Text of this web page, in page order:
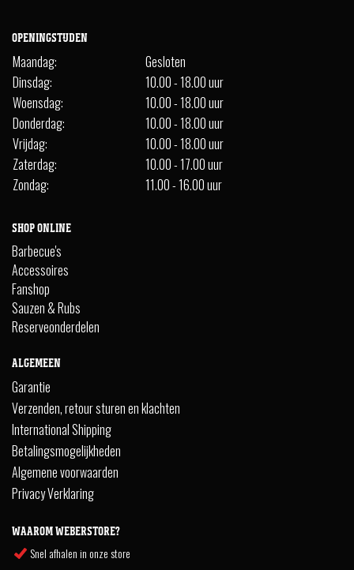
OPENINGSTIJDEN
Maandag:
Gesloten
Dinsdag:
10.00 - 18.00 uur
Woensdag:
10.00 - 18.00 uur
Donderdag:
10.00 - 18.00 uur
Vrijdag:
10.00 - 18.00 uur
Zaterdag:
10.00 - 17.00 uur
Zondag:
11.00 - 16.00 uur
SHOP ONLINE
Barbecue's
Accessoires
Fanshop
Sauzen & Rubs
Reserveonderdelen
ALGEMEEN
Garantie
Verzenden, retour sturen en klachten
International Shipping
Betalingsmogelijkheden
Algemene voorwaarden
Privacy Verklaring
WAAROM WEBERSTORE?
Snel afhalen in onze store